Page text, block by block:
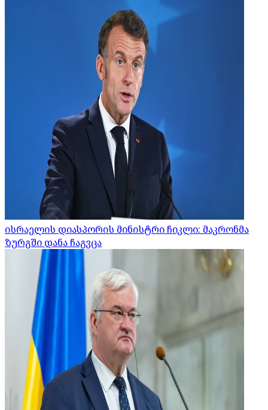
ისრაელის დიასპორის მინისტრი ჩიკლი: მაკრონმა
ზურგში დანა ჩაგვცა